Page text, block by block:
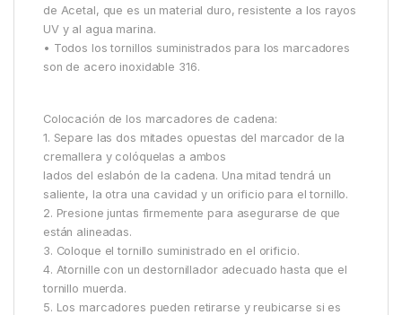
de Acetal, que es un material duro, resistente a los rayos
UV y al agua marina.
• Todos los tornillos suministrados para los marcadores
son de acero inoxidable 316.
Colocación de los marcadores de cadena:
1. Separe las dos mitades opuestas del marcador de la
cremallera y colóquelas a ambos
lados del eslabón de la cadena. Una mitad tendrá un
saliente, la otra una cavidad y un orificio para el tornillo.
2. Presione juntas firmemente para asegurarse de que
están alineadas.
3. Coloque el tornillo suministrado en el orificio.
4. Atornille con un destornillador adecuado hasta que el
tornillo muerda.
5. Los marcadores pueden retirarse y reubicarse si es